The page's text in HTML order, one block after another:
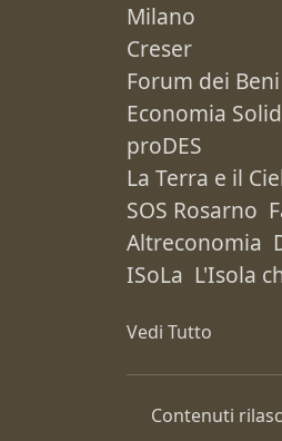
Milano
Creser
Forum dei
Economia
proDES
La Terra e il
SOS Rosarno
Altreconomia
ISoLa L'Isola
Vedi Tutto
Contenuti